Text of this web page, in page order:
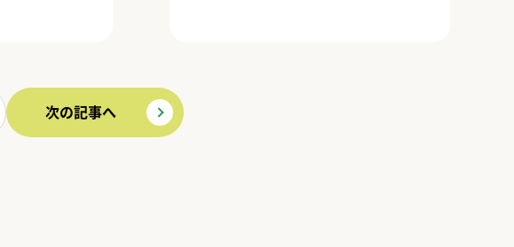
次の記事へ